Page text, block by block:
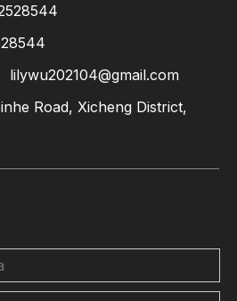
lilywu202104@gmail.com
Road, Xicheng District,